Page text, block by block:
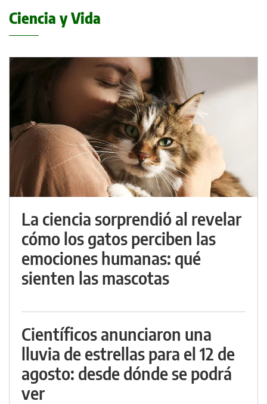
Ciencia y Vida
La ciencia sorprendió al revelar
cómo los gatos perciben las
emociones humanas: qué
sienten las mascotas
Científicos anunciaron una
lluvia de estrellas para el 12 de
agosto: desde dónde se podrá
ver